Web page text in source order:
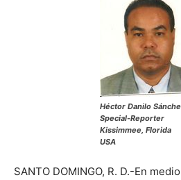
Héctor Danilo
Special-Reporter
Kissimmee, Florida
USA
SANTO DOMINGO, R. D.-En